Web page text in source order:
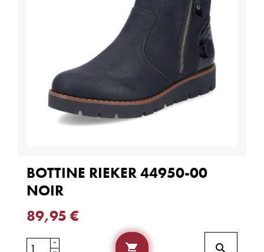
BOTTINE RIEKER 44950-00
NOIR
89,95 €
 